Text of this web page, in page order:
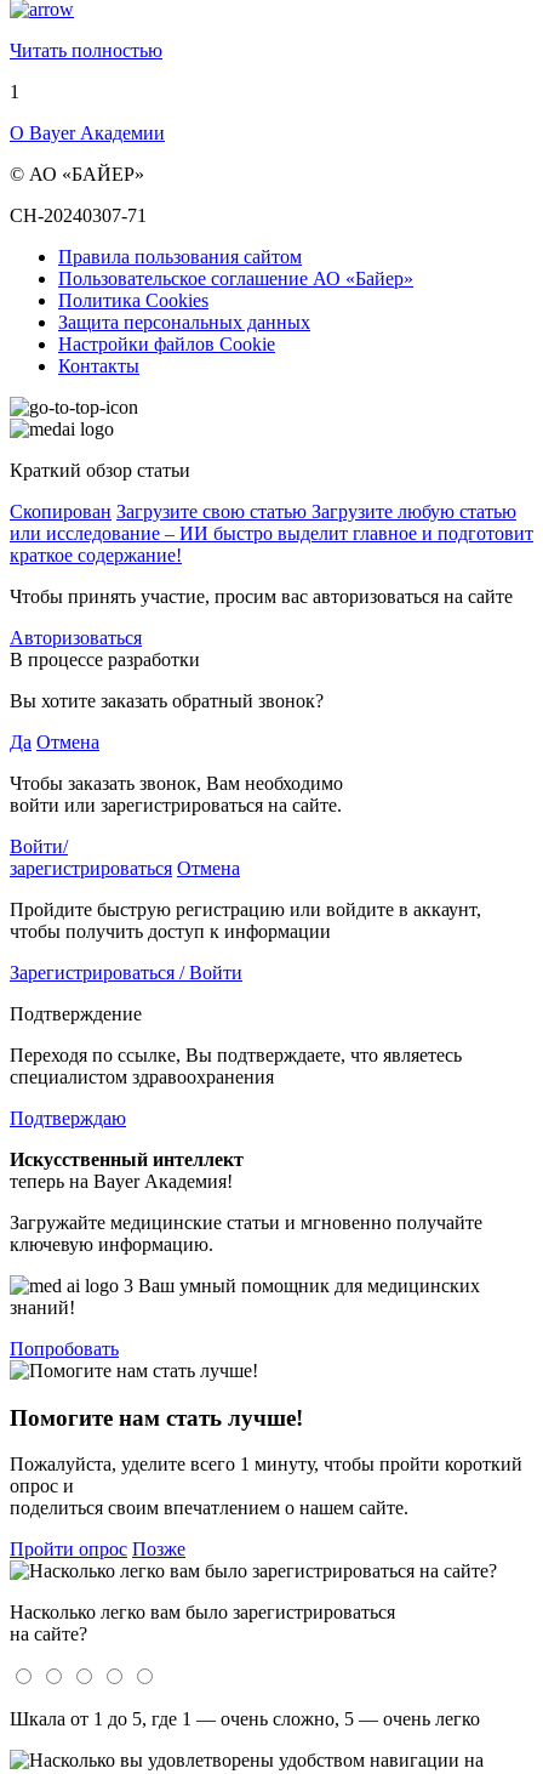
Читать полностью
1
О Bayer Академии
© АО «БАЙЕР»
CH-20240307-71
Правила пользования сайтом
Пользовательское соглашение АО «Байер»
Политика Cookies
Защита персональных данных
Настройки файлов Cookie
Контакты
Краткий обзор статьи
Скопирован Загрузите свою статью Загрузите любую статью
или исследование – ИИ быстро выделит главное и подготовит
краткое содержание!
Чтобы принять участие, просим вас авторизоваться на сайте
Авторизоваться
В процессе разработки
Вы хотите заказать обратный звонок?
Да Отмена
Чтобы заказать звонок, Вам необходимо
войти или зарегистрироваться на сайте.
Войти/
зарегистрироваться Отмена
Пройдите быструю регистрацию или войдите в аккаунт,
чтобы получить доступ к информации
Зарегистрироваться / Войти
Подтверждение
Переходя по ссылке, Вы подтверждаете, что являетесь
специалистом здравоохранения
Подтверждаю
Искусственный интеллект
теперь на Bayer Академия!
Загружайте медицинские статьи и мгновенно получайте
ключевую информацию.
Ваш умный помощник для медицинских
знаний!
Попробовать
Помогите нам стать лучше!
Пожалуйста, уделите всего 1 минуту, чтобы пройти короткий
опрос и
поделиться своим впечатлением о нашем сайте.
Пройти опрос Позже
Насколько легко вам было зарегистрироваться
на сайте?
Шкала от 1 до 5, где 1 — очень сложно, 5 — очень легко